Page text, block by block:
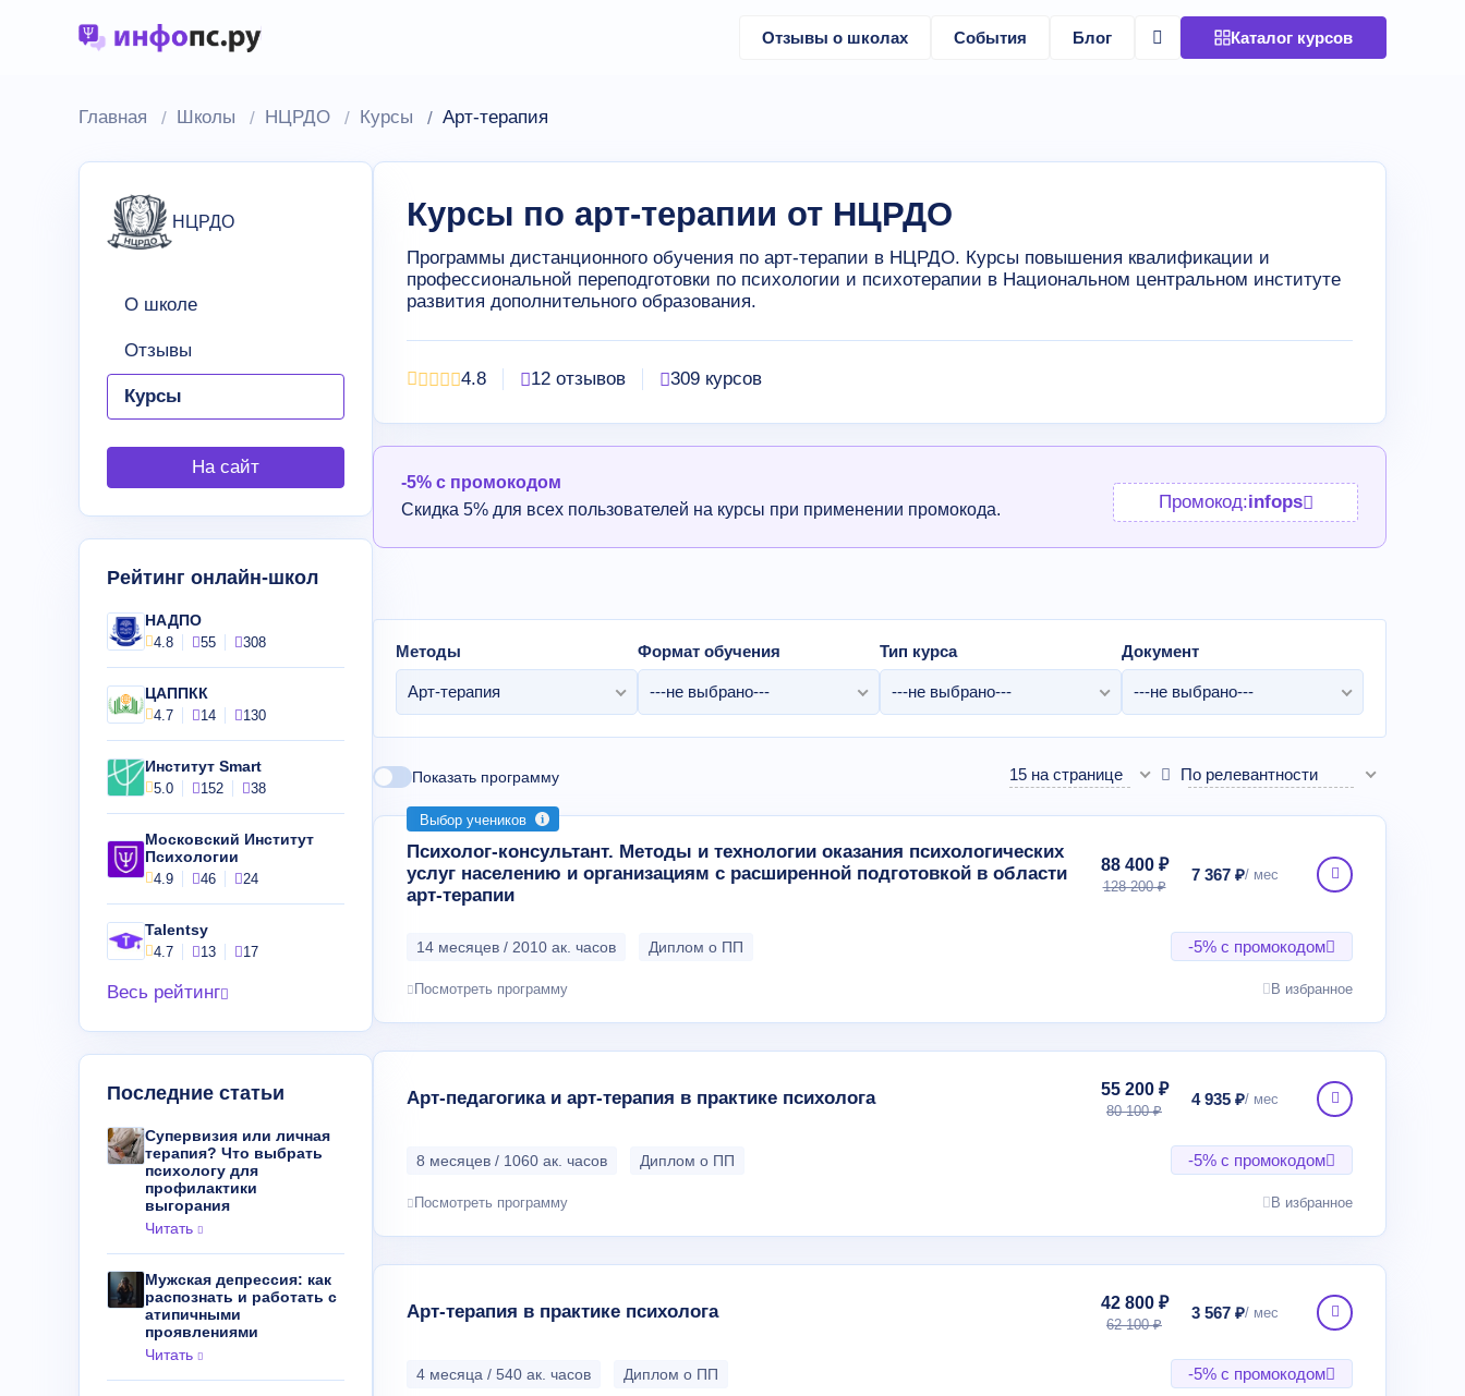
Отзывы о школах События Блог Каталог курсов
Главная Школы НЦРДО Курсы Арт-терапия
Курсы по арт-терапии от НЦРДО
Программы дистанционного обучения по арт-терапии в НЦРДО. Курсы повышения квалификации и
профессиональной переподготовки по психологии и психотерапии в Национальном центральном институте
развития дополнительного образования.
4.8 12 отзывов 309 курсов
-5% с промокодом
Скидка 5% для всех пользователей на курсы при применении промокода.
Промокод:infops
Методы
Арт-терапия
Формат обучения
---не выбрано---
Тип курса
---не выбрано---
Документ
---не выбрано---
Показать программу 15 на странице По релевантности
Выбор учеников
Психолог-консультант. Методы и технологии оказания психологических
услуг населению и организациям с расширенной подготовкой в области
арт-терапии
88 400 ₽
128 200 ₽
7 367 ₽
14 месяцев / 2010 ак. часов Диплом о ПП -5% с промокодом
Посмотреть программу В избранное
Арт-педагогика и арт-терапия в практике психолога 55 200 ₽
80 100 ₽
4 935 ₽
8 месяцев / 1060 ак. часов Диплом о ПП -5% с промокодом
Посмотреть программу В избранное
Арт-терапия в практике психолога 42 800 ₽
62 100 ₽
3 567 ₽
4 месяца / 540 ак. часов Диплом о ПП -5% с промокодом
НЦРДО
О школе
Отзывы
Курсы
На сайт
Рейтинг онлайн-школ
НАДПО
4.8 55 308
ЦАППКК
4.7 14 130
Институт Smart
5.0 152 38
Московский Институт
Психологии
4.9 46 24
Talentsy
4.7 13 17
Весь рейтинг
Последние статьи
Супервизия или личная
терапия? Что выбрать
психологу для
профилактики
выгорания
Читать
Мужская депрессия: как
распознать и работать с
атипичными
проявлениями
Читать